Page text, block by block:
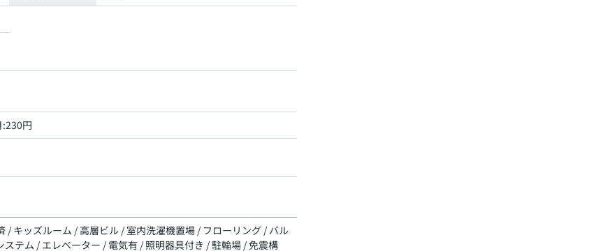
円
/ キッズルーム / 高層ビル / 室内洗濯機置場 / フローリング / バル
テム / エレベーター / 電気有 / 照明器具付き / 駐輪場 / 免震構